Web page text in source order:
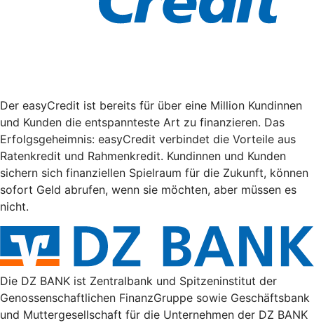
Der easyCredit ist bereits für über eine Million Kundinnen
und Kunden die entspannteste Art zu finanzieren. Das
Erfolgsgeheimnis: easyCredit verbindet die Vorteile aus
Ratenkredit und Rahmenkredit. Kundinnen und Kunden
sichern sich finanziellen Spielraum für die Zukunft, können
sofort Geld abrufen, wenn sie möchten, aber müssen es
nicht.
Die DZ BANK ist Zentralbank und Spitzeninstitut der
Genossenschaftlichen FinanzGruppe sowie Geschäftsbank
und Muttergesellschaft für die Unternehmen der DZ BANK